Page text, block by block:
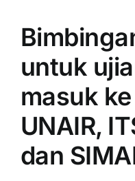
untuk
masuk
UNAIR,
dan